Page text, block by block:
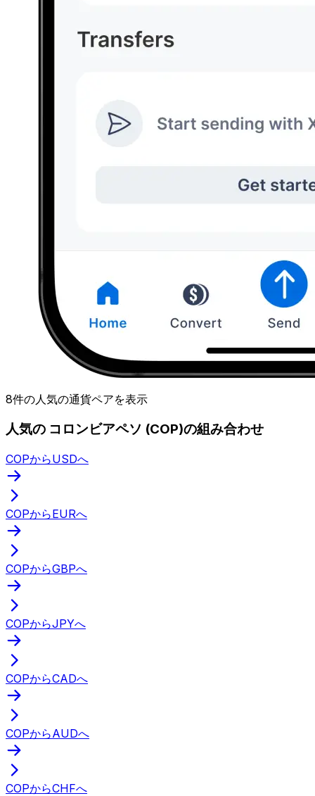
8件の人気の通貨ペアを表示
人気の コロンビアペソ (COP)の組み合わせ
COPからUSDへ
COPからEURへ
COPからGBPへ
COPからJPYへ
COPからCADへ
COPからAUDへ
COPからCHFへ